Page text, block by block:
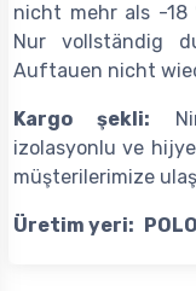
nicht mehr als -18
Nur vollständig
Auftauen nicht
Kargo şekli:
izolasyonlu ve
müşterilerimize
Üretim yeri: